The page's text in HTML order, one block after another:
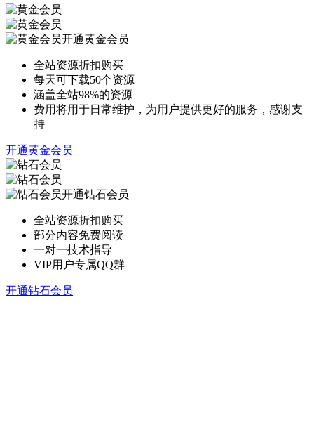
开通黄金会员
全站资源折扣购买
每天可下载50个资源
涵盖全站98%的资源
费用将用于日常维护，为用户提供更好的服务，感谢支
持
开通黄金会员
开通钻石会员
全站资源折扣购买
部分内容免费阅读
一对一技术指导
VIP用户专属QQ群
开通钻石会员